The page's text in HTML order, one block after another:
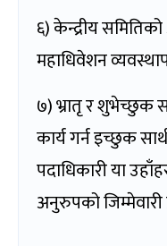
६) केन्द्रीय
महाधिवेशन
७) भ्रातृ र शुभेच्छुक
कार्य गर्न इच्छुक
पदाधिकारी या
अनुरुपको जिम्मेवारी